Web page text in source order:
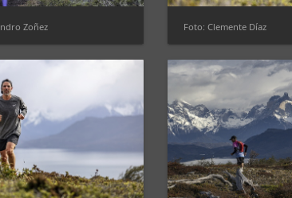
Zoñez Foto: Clemente Díaz